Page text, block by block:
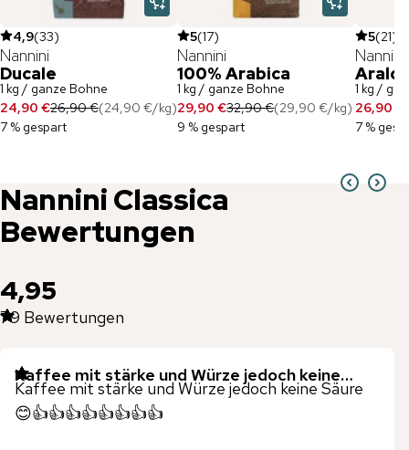
4,9(33)
Nannini
Ducale
1 kg / ganze Bohne
24,90 €26,90 €(24,90 €/kg)
7 % gespart
5(17)
Nannini
100% Arabica
1 kg / ganze Bohne
29,90 €32,90 €(29,90 €/kg)
9 % gespart
5(21)
Nannini
1 kg /
26,90 €
7 %
NanniniClassica
Bewertungen
4,95
79 Bewertungen
Kaffee mit stärke und Würze jedoch keine…
Kaffee mit stärke und Würze jedoch keine Säure
😊👍👍👍👍👍👍👍👍